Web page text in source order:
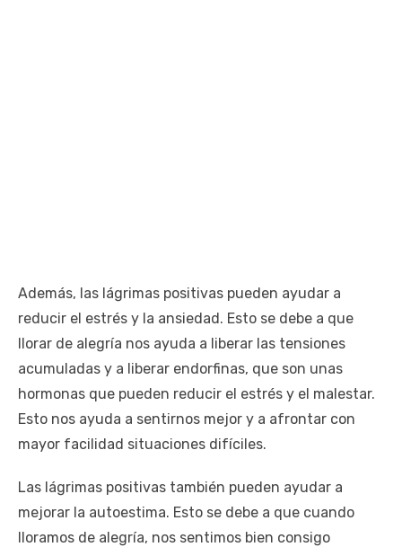
Además, las lágrimas positivas pueden ayudar a
reducir el estrés y la ansiedad. Esto se debe a que
llorar de alegría nos ayuda a liberar las tensiones
acumuladas y a liberar endorfinas, que son unas
hormonas que pueden reducir el estrés y el malestar.
Esto nos ayuda a sentirnos mejor y a afrontar con
mayor facilidad situaciones difíciles.
Las lágrimas positivas también pueden ayudar a
mejorar la autoestima. Esto se debe a que cuando
lloramos de alegría, nos sentimos bien consigo